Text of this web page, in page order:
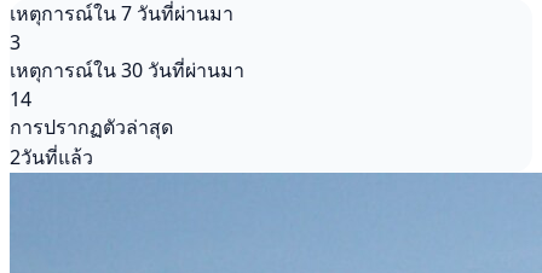
เหตุการณ์ใน 7 วันที่ผ่านมา
3
เหตุการณ์ใน 30 วันที่ผ่านมา
14
การปรากฏตัวล่าสุด
2วันที่แล้ว